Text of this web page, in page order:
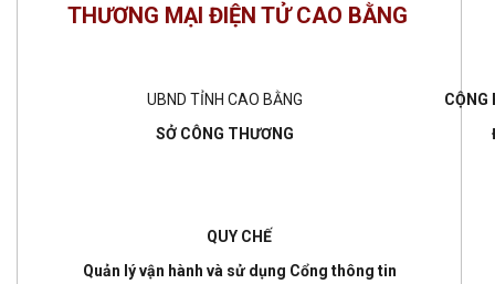
THƯƠNG MẠI ĐIỆN TỬ CAO BẰNG
UBND TỈNH CAO BẰNG
SỞ CÔNG THƯƠNG
CỘNG
QUY CHẾ
Quản lý vận hành và sử dụng Cổng thông tin